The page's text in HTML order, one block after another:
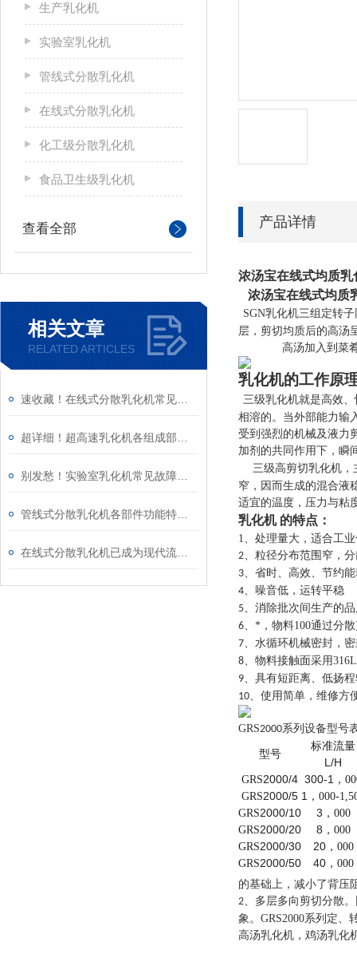
生产乳化机
实验室乳化机
管线式分散乳化机
在线式分散乳化机
化工级分散乳化机
食品卫生级乳化机
查看全部
相关文章
RELATED ARTICLES
产品详情
浓汤宝在线式均质乳
浓汤宝在线式均质
SGN乳化机三组定转
层，剪切均质后的高汤
高汤加入到菜
乳化机的工作原
三级乳化机就是高效
相溶的。当外部能力输
受到强烈的机械及液力
加剂的共同作用下，瞬
三级高剪切乳化机
窄，因而生成的混合液
适宜的温度，压力与粘
乳化机 的特点：
1、处理量大，适合工
2、粒径分布范围窄，
3、省时、高效、节约
4、噪音低，运转平稳
5、消除批次间生产的
6、*，物料100通过分
7、水循环机械密封，
8、物料接触面采用316L
9、具有短距离、低扬
10、使用简单，维修方
GRS2000系列设备型号
型号
标准流量
L/H
GRS2000/4 300-1 ，
GRS2000/5 1 ， 000-
GRS2000/10 3 ， 000
GRS2000/20 8 ， 000
GRS2000/30 20， 000
GRS2000/50 40， 000
的基础上，减小了背压
2、多层多向剪切分散
象。 GRS2000系列定、
高汤乳化机 ，鸡汤乳化